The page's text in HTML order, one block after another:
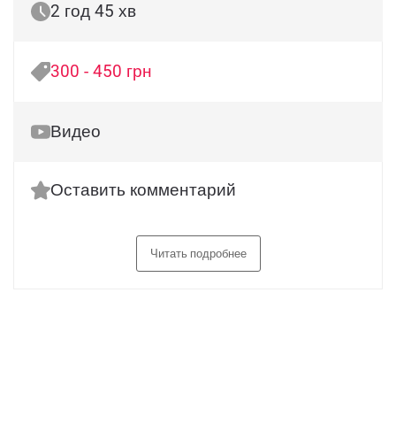
2 год 45 хв
300 - 450 грн
Видео
Оставить комментарий
Читать подробнее